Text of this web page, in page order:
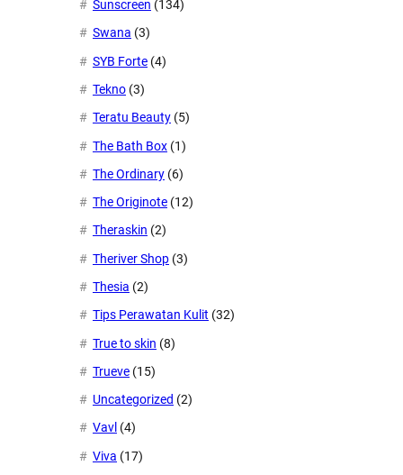
Sunscreen (134)
Swana (3)
SYB Forte (4)
Tekno (3)
Teratu Beauty (5)
The Bath Box (1)
The Ordinary (6)
The Originote (12)
Theraskin (2)
Theriver Shop (3)
Thesia (2)
Tips Perawatan Kulit (32)
True to skin (8)
Trueve (15)
Uncategorized (2)
Vavl (4)
Viva (17)